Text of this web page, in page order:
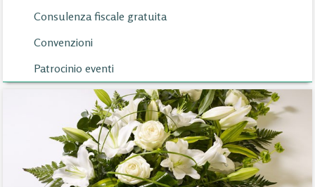
Consulenza fiscale gratuita
Convenzioni
Patrocinio eventi